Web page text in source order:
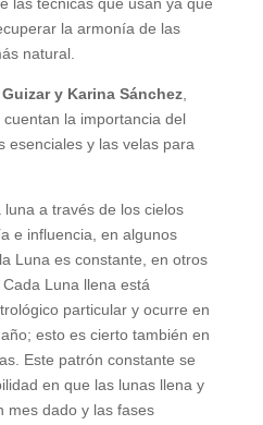
las técnicas que usan ya que
la armonía de las
natural.
y Karina Sánchez,
cuentan la importancia del
esenciales y las velas para
a través de los cielos
e influencia, en algunos
Luna es constante, en otros
Luna llena está
particular y ocurre en
esto es cierto también en
Este patrón constante se
en que las lunas llena y
mes dado y las fases